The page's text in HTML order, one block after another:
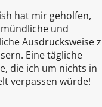
hat mir geholfen,
und
Ausdrucksweise
Eine tägliche
die ich um nichts in
verpassen würde!